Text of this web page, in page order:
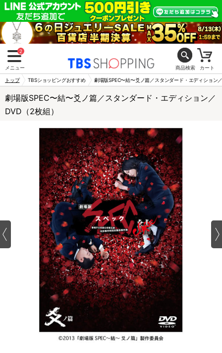
2
メニュー 商品検索 カート
トップ TBSショッピングおすすめ 劇場版SPEC〜結〜爻ノ篇／スタンダード・エディション
劇場版SPEC〜結〜爻ノ篇／スタンダード・エディション／
DVD（2枚組）